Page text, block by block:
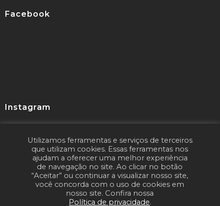
Facebook
Instagram
Seguir
Utilizamos ferramentas e serviços de terceiros
que utilizam cookies. Essas ferramentas nos
ajudam a oferecer uma melhor experiência
de navegação no site. Ao clicar no botão
“Aceitar” ou continuar a visualizar nosso site,
você concorda com o uso de cookies em
nosso site. Confira nossa
Política de privacidade.